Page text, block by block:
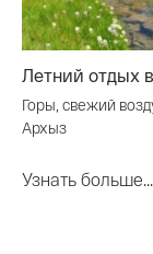
Летний отдых
Горы, свежий
Архыз
Узнать больше...